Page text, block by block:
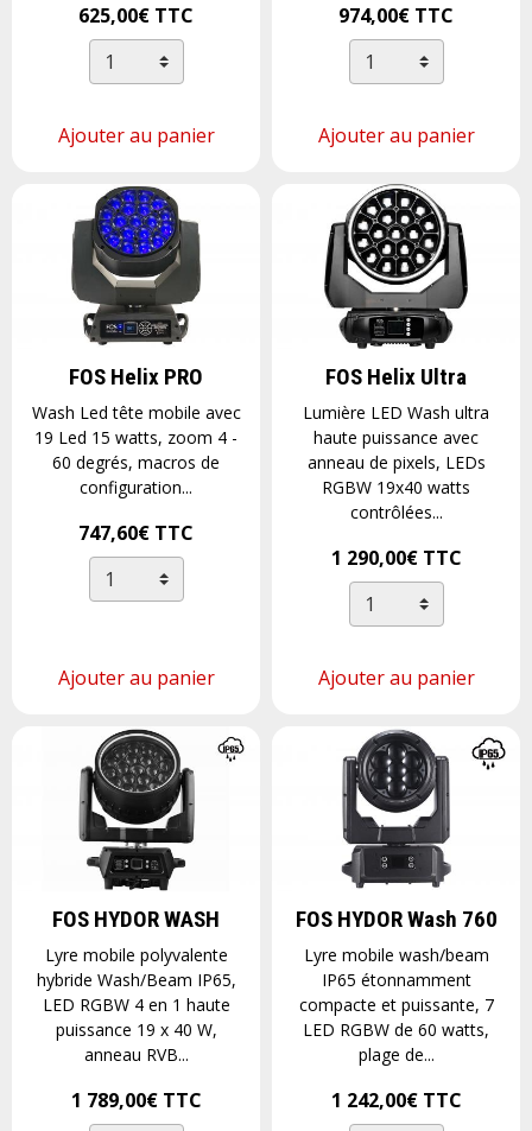
625,00€ TTC
Ajouter au panier
974,00€ TTC
Ajouter au panier
FOS Helix PRO
Wash Led tête mobile avec
19 Led 15 watts, zoom 4 -
60 degrés, macros de
configuration...
747,60€ TTC
Ajouter au panier
FOS Helix Ultra
Lumière LED Wash ultra
haute puissance avec
anneau de pixels, LEDs
RGBW 19x40 watts
contrôlées...
1 290,00€ TTC
Ajouter au panier
FOS HYDOR WASH
Lyre mobile polyvalente
hybride Wash/Beam IP65,
LED RGBW 4 en 1 haute
puissance 19 x 40 W,
anneau RVB...
1 789,00€ TTC
FOS HYDOR Wash 760
Lyre mobile wash/beam
IP65 étonnamment
compacte et puissante, 7
LED RGBW de 60 watts,
plage de...
1 242,00€ TTC